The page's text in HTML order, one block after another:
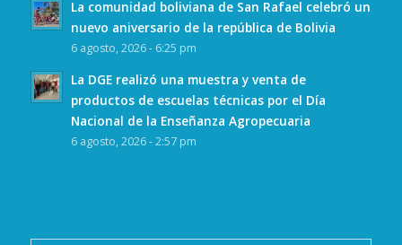
La comunidad boliviana de San Rafael celebró un
nuevo aniversario de la república de Bolivia
6 agosto, 2026 - 6:25 pm
La DGE realizó una muestra y venta de
productos de escuelas técnicas por el Día
Nacional de la Enseñanza Agropecuaria
6 agosto, 2026 - 2:57 pm